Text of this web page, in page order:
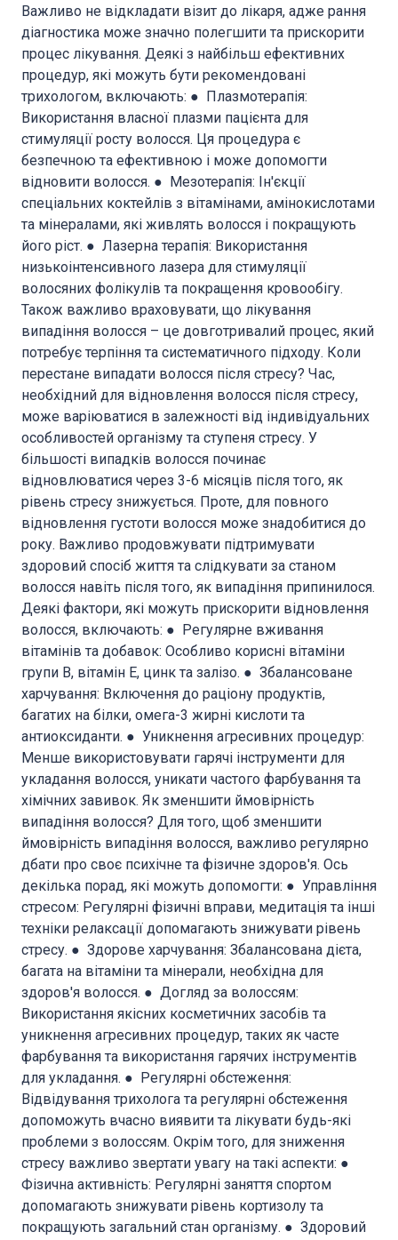
Важливо не відкладати візит до лікаря, адже рання
діагностика може значно полегшити та прискорити
процес лікування. Деякі з найбільш ефективних
процедур, які можуть бути рекомендовані
трихологом, включають: ● Плазмотерапія:
Використання власної плазми пацієнта для
стимуляції росту волосся. Ця процедура є
безпечною та ефективною і може допомогти
відновити волосся. ● Мезотерапія: Ін'єкції
спеціальних коктейлів з вітамінами, амінокислотами
та мінералами, які живлять волосся і покращують
його ріст. ● Лазерна терапія: Використання
низькоінтенсивного лазера для стимуляції
волосяних фолікулів та покращення кровообігу.
Також важливо враховувати, що лікування
випадіння волосся – це довготривалий процес, який
потребує терпіння та систематичного підходу. Коли
перестане випадати волосся після стресу? Час,
необхідний для відновлення волосся після стресу,
може варіюватися в залежності від індивідуальних
особливостей організму та ступеня стресу. У
більшості випадків волосся починає
відновлюватися через 3-6 місяців після того, як
рівень стресу знижується. Проте, для повного
відновлення густоти волосся може знадобитися до
року. Важливо продовжувати підтримувати
здоровий спосіб життя та слідкувати за станом
волосся навіть після того, як випадіння припинилося.
Деякі фактори, які можуть прискорити відновлення
волосся, включають: ● Регулярне вживання
вітамінів та добавок: Особливо корисні вітаміни
групи B, вітамін E, цинк та залізо. ● Збалансоване
харчування: Включення до раціону продуктів,
багатих на білки, омега-3 жирні кислоти та
антиоксиданти. ● Уникнення агресивних процедур:
Менше використовувати гарячі інструменти для
укладання волосся, уникати частого фарбування та
хімічних завивок. Як зменшити ймовірність
випадіння волосся? Для того, щоб зменшити
ймовірність випадіння волосся, важливо регулярно
дбати про своє психічне та фізичне здоров'я. Ось
декілька порад, які можуть допомогти: ● Управління
стресом: Регулярні фізичні вправи, медитація та інші
техніки релаксації допомагають знижувати рівень
стресу. ● Здорове харчування: Збалансована дієта,
багата на вітаміни та мінерали, необхідна для
здоров'я волосся. ● Догляд за волоссям:
Використання якісних косметичних засобів та
уникнення агресивних процедур, таких як часте
фарбування та використання гарячих інструментів
для укладання. ● Регулярні обстеження:
Відвідування трихолога та регулярні обстеження
допоможуть вчасно виявити та лікувати будь-які
проблеми з волоссям. Окрім того, для зниження
стресу важливо звертати увагу на такі аспекти: ●
Фізична активність: Регулярні заняття спортом
допомагають знижувати рівень кортизолу та
покращують загальний стан організму. ● Здоровий